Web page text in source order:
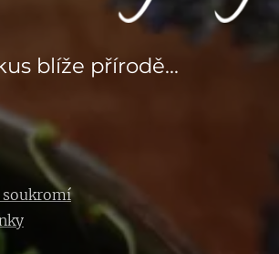
blíže přírodě...
soukromí